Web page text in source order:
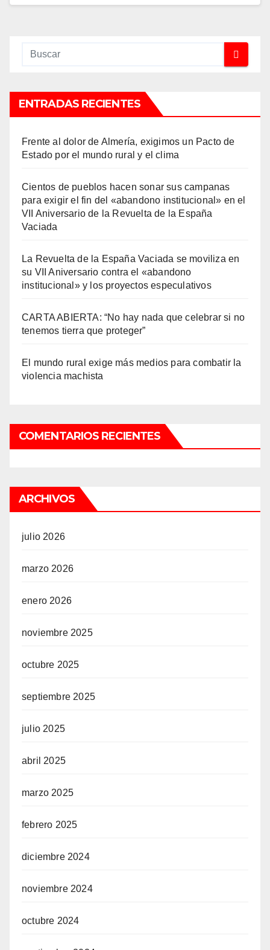
ENTRADAS RECIENTES
Frente al dolor de Almería, exigimos un Pacto de
Estado por el mundo rural y el clima
Cientos de pueblos hacen sonar sus campanas
para exigir el fin del «abandono institucional» en el
VII Aniversario de la Revuelta de la España
Vaciada
La Revuelta de la España Vaciada se moviliza en
su VII Aniversario contra el «abandono
institucional» y los proyectos especulativos
CARTA ABIERTA: “No hay nada que celebrar si no
tenemos tierra que proteger”
El mundo rural exige más medios para combatir la
violencia machista
COMENTARIOS RECIENTES
ARCHIVOS
julio 2026
marzo 2026
enero 2026
noviembre 2025
octubre 2025
septiembre 2025
julio 2025
abril 2025
marzo 2025
febrero 2025
diciembre 2024
noviembre 2024
octubre 2024